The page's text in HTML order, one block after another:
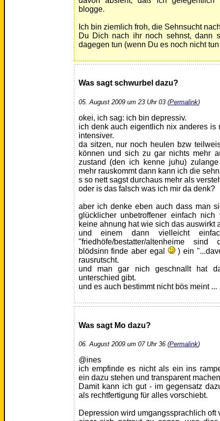
blogge.
Ich bin ziemlich froh, die Sehnsucht
Du Dich nach ihr noch sehnst, dann
dagegen tun (wenn Du es noch nicht
Was sagt schwurbel dazu?
05. August 2009 um 23 Uhr 03 (Permalink)
okei, ich sag: ich bin depressiv.
ich denk auch eigentlich nix anderes
intensiver.
da sitzen, nur noch heulen bzw
können und sich zu gar nichts mehr
zustand (den ich kenne juhu)
mehr rauskommt dann kann ich die
s so nett sagst durchaus mehr als
oder is das falsch was ich mir da denk?
aber ich denke eben auch dass man
glücklicher unbetroffener einfach
keine ahnung hat wie sich das auswirkt
und einem dann vielleicht
"friedhöfe/bestatter/altenheime
blödsinn finde aber egal
) ein
rausrutscht.
und man gar nich geschnallt hat
unterschied gibt.
und es auch bestimmt nicht bös meint ...
Was sagt Mo dazu?
06. August 2009 um 07 Uhr 36 (Permalink)
@ines
ich empfinde es nicht als ein ins
ein dazu stehen und transparent
Damit kann ich gut - im gegensatz
als rechtfertigung für alles vorschiebt.
Depression wird umgangssprachlich